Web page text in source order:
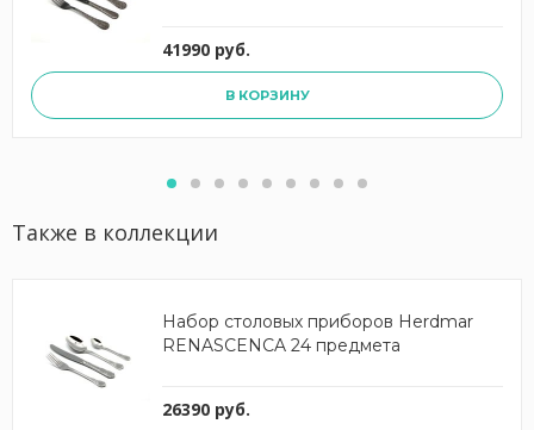
41990 руб.
В КОРЗИНУ
Также в коллекции
Набор столовых приборов Herdmar
RENASCENCA 24 предмета
26390 руб.